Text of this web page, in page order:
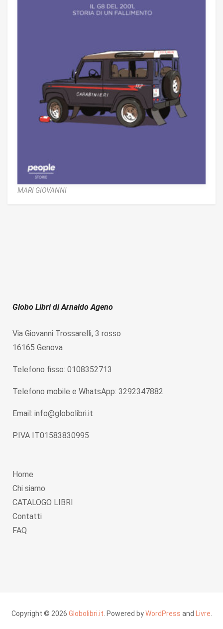
MARI GIOVANNI
Globo Libri di Arnaldo Ageno
Via Giovanni Trossarelli, 3 rosso
16165 Genova
Telefono fisso: 0108352713
Telefono mobile e WhatsApp: 3292347882
Email: info@globolibri.it
P.IVA IT01583830995
Home
Chi siamo
CATALOGO LIBRI
Contatti
FAQ
Copyright © 2026 Globolibri.it . Powered byWordPress and Livre